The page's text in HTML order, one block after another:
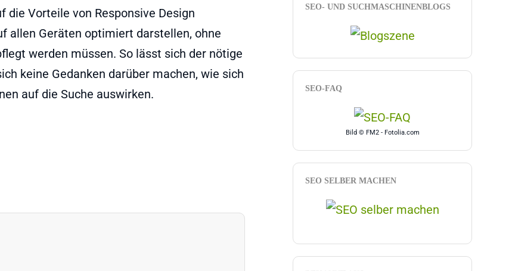
Vorteile von Responsive Design
allen Geräten optimiert darstellen, ohne
werden müssen. So lässt sich der nötige
keine Gedanken darüber machen, wie sich
auf die Suche auswirken.
SEO- UND SUCHMASCHINENBLOGS
SEO-FAQ
Bild © FM2 - Fotolia.com
SEO SELBER MACHEN